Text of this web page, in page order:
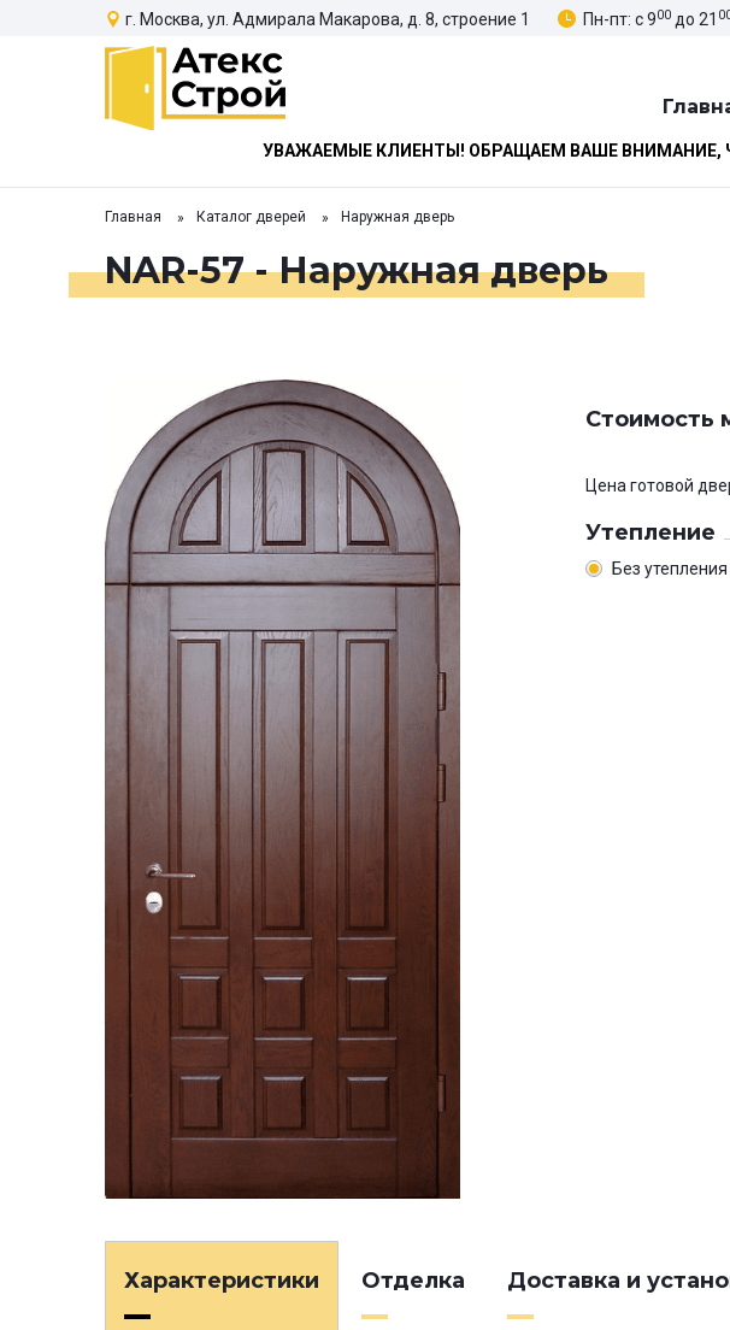
г. Москва, ул. Адмирала Макарова, д. 8, строение 1 Пн-пт: с 900 до 21
УВАЖАЕМЫЕ КЛИЕНТЫ! ОБРАЩАЕМ ВАШЕ ВНИМАНИЕ,
Главная Каталог дверей Наружная дверь
NAR-57 - Наружная дверь
Стоимость
Цена готовой
Утепление
Без утепления
Характеристики Отделка Доставка и